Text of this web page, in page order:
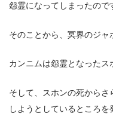
怨霊になってしまったので
そのことから、冥界のジャ
カンニムは怨霊となったス
そして、スホンの死から
しようとしているところ